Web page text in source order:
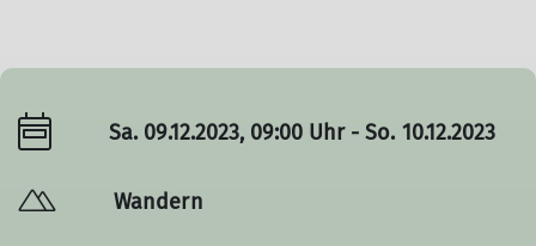
Sa. 09.12.2023, 09:00 Uhr - So. 10.12.2023
Wandern